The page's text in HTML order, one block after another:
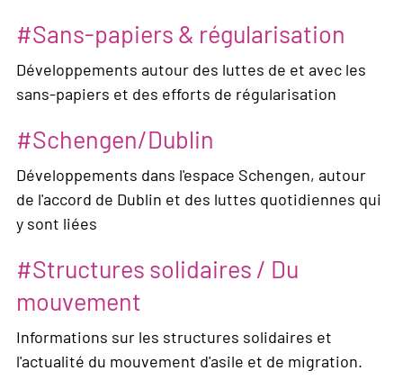
Sans-papiers & régularisation
Développements autour des luttes de et avec les
sans-papiers et des efforts de régularisation
Schengen/Dublin
Développements dans l'espace Schengen, autour
de l'accord de Dublin et des luttes quotidiennes qui
y sont liées
Structures solidaires / Du
mouvement
Informations sur les structures solidaires et
l'actualité du mouvement d'asile et de migration.